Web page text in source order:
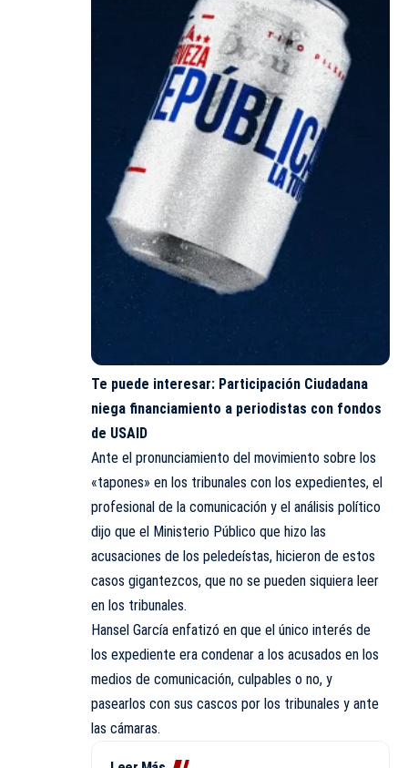
Te puede interesar: Participación Ciudadana
niega financiamiento a periodistas con fondos
de USAID
Ante el pronunciamiento del movimiento sobre los
«tapones» en los tribunales con los expedientes, el
profesional de la comunicación y el análisis político
dijo que el Ministerio Público que hizo las
acusaciones de los peledeístas, hicieron de estos
casos gigantezcos, que no se pueden siquiera leer
en los tribunales.
Hansel García enfatizó en que el único interés de
los expediente era condenar a los acusados en los
medios de comunicación, culpables o no, y
pasearlos con sus cascos por los tribunales y ante
las cámaras.